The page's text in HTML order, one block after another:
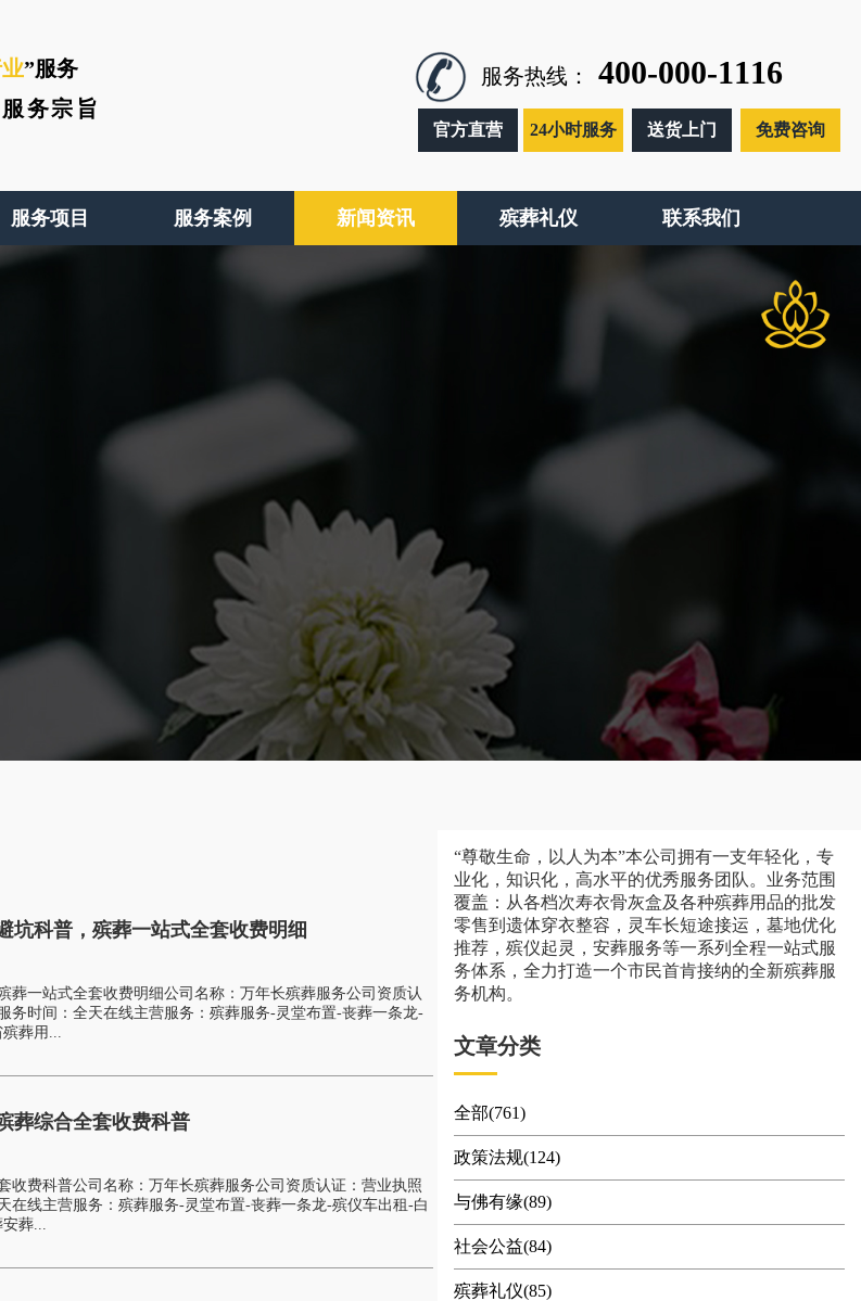
”服务
务宗旨
服务热线： 400-000-1116
官方直营 24小时服务 送货上门 免费咨询
服务项目 服务案例 新闻资讯 殡葬礼仪 联系我们
坑科普，殡葬一站式全套收费明细
葬一站式全套收费明细公司名称：万年长殡葬服务公司资质认
务时间：全天在线主营服务：殡葬服务-灵堂布置-丧葬一条龙-
葬用...
葬综合全套收费科普
收费科普公司名称：万年长殡葬服务公司资质认证：营业执照
在线主营服务：殡葬服务-灵堂布置-丧葬一条龙-殡仪车出租-白
葬...
“尊敬生命，以人为本”本公司拥有一支年轻化，专
业化，知识化，高水平的优秀服务团队。业务范围
覆盖：从各档次寿衣骨灰盒及各种殡葬用品的批发
零售到遗体穿衣整容，灵车长短途接运，墓地优化
推荐，殡仪起灵，安葬服务等一系列全程一站式服
务体系，全力打造一个市民首肯接纳的全新殡葬服
务机构。
文章分类
全部(761)
政策法规(124)
与佛有缘(89)
社会公益(84)
殡葬礼仪(85)